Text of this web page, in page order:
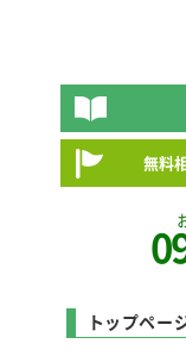
無料
トップペー